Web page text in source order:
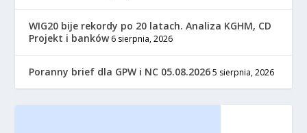
WIG20 bije rekordy po 20 latach. Analiza KGHM, CD
Projekt i banków 6 sierpnia, 2026
Poranny brief dla GPW i NC 05.08.2026 5 sierpnia, 2026